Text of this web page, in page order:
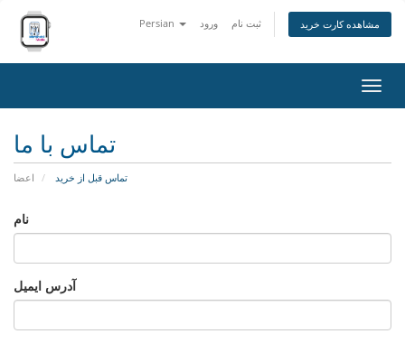
Persian ورود ثبت نام مشاهده کارت خرید
تغییر
تماس با ما
اعضا تماس قبل از خرید
نام
آدرس ایمیل